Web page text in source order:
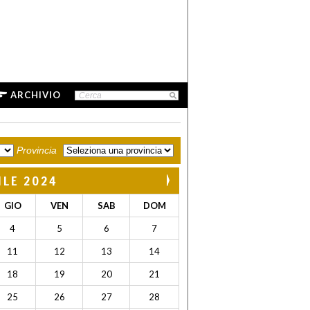
ARCHIVIO
Provincia
2024
GIO VEN SAB DOM
4 5 6 7
11 12 13 14
18 19 20 21
25 26 27 28